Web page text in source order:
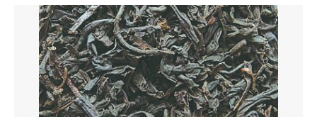
Bildergalerie überspringen